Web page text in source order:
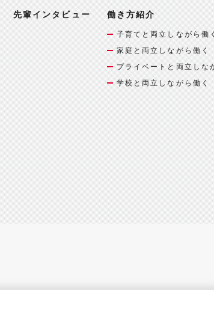
先輩インタビュー 働き方紹介
子育てと両立しながら働
家庭と両立しながら働く
プライベートと両立しな
学校と両立しながら働く